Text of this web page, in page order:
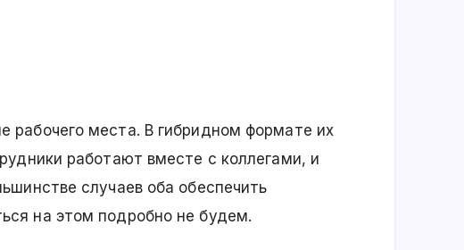
рабочего места. В гибридном формате их
работают вместе с коллегами, и
случаев оба обеспечить
на этом подробно не будем.